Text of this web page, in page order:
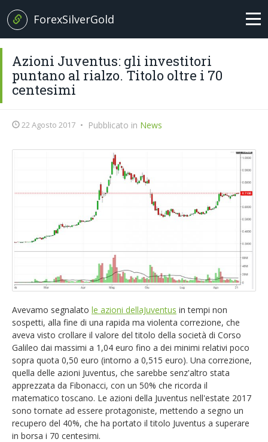
ForexSilverGold
News
EUR/USD
EUR/GBP
GBP/USD
Ftse Mib
Altri
Brexit News
Forex Trading
Glossario
English version
Azioni Juventus: gli investitori
puntano al rialzo. Titolo oltre i 70
centesimi
22 Agosto 2017 • Pubblicato in News
Avevamo segnalato le azioni dellaJuventus in tempi non
sospetti, alla fine di una rapida ma violenta correzione, che
aveva visto crollare il valore del titolo della società di Corso
Galileo dai massimi a 1,04 euro fino a dei minimi relativi poco
sopra quota 0,50 euro (intorno a 0,515 euro). Una correzione,
quella delle azioni Juventus, che sarebbe senz'altro stata
apprezzata da Fibonacci, con un 50% che ricorda il
matematico toscano. Le azioni della Juventus nell'estate 2017
sono tornate ad essere protagoniste, mettendo a segno un
recupero del 40%, che ha portato il titolo Juventus a superare
in borsa i 70 centesimi.